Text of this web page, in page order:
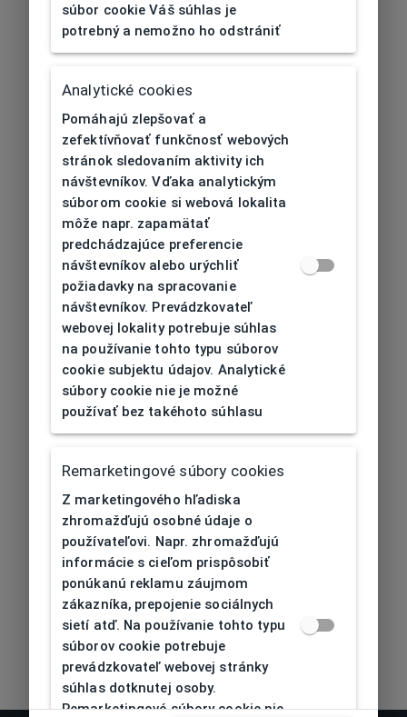
404| Nenájdené
súbor cookie Váš súhlas je
potrebný a nemožno ho odstrániť
Analytické cookies
Pomáhajú zlepšovať a
zefektívňovať funkčnosť webových
stránok sledovaním aktivity ich
návštevníkov. Vďaka analytickým
súborom cookie si webová lokalita
môže napr. zapamätať
predchádzajúce preferencie
návštevníkov alebo urýchliť
požiadavky na spracovanie
návštevníkov. Prevádzkovateľ
webovej lokality potrebuje súhlas
na používanie tohto typu súborov
cookie subjektu údajov. Analytické
súbory cookie nie je možné
používať bez takéhoto súhlasu
Remarketingové súbory cookies
Z marketingového hľadiska
zhromažďujú osobné údaje o
používateľovi. Napr. zhromažďujú
informácie s cieľom prispôsobiť
ponúkanú reklamu záujmom
zákazníka, prepojenie sociálnych
sietí atď. Na používanie tohto typu
súborov cookie potrebuje
prevádzkovateľ webovej stránky
súhlas dotknutej osoby.
Remarketingové súbory cookie nie